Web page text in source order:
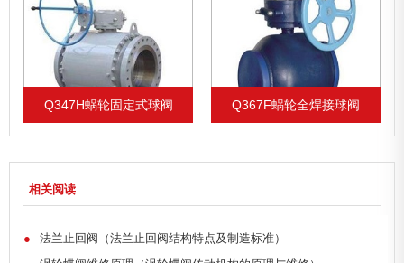
Q347H蜗轮固定式球阀 Q367F蜗轮全焊接球阀
相关阅读
●
法兰止回阀（法兰止回阀结构特点及制造标准）